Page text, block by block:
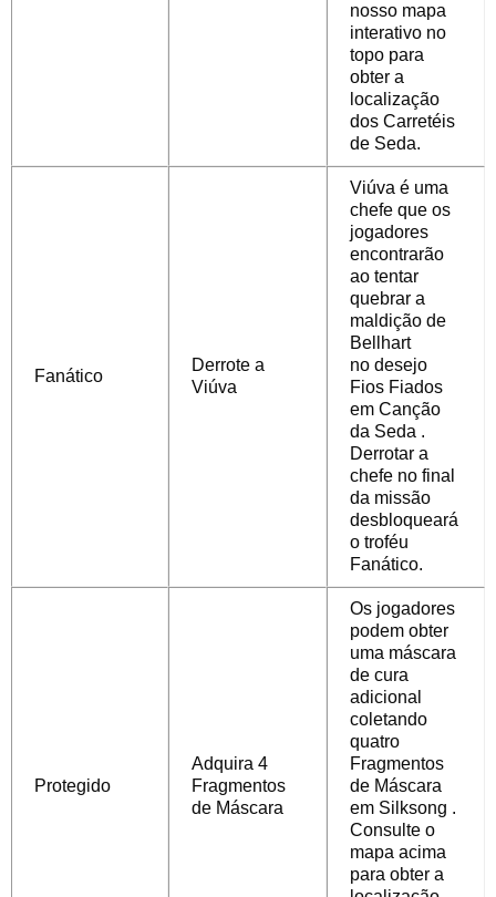
nosso mapa
interativo no
topo para
obter a
localização
dos Carretéis
de Seda.
Fanático
Derrote a
Viúva
Viúva é uma
chefe que os
jogadores
encontrarão
ao tentar
quebrar a
maldição de
Bellhart
no desejo
Fios Fiados
em Canção
da Seda .
Derrotar a
chefe no final
da missão
desbloqueará
o troféu
Fanático.
Protegido
Adquira 4
Fragmentos
de Máscara
Os jogadores
podem obter
uma máscara
de cura
adicional
coletando
quatro
Fragmentos
de Máscara
em Silksong .
Consulte o
mapa acima
para obter a